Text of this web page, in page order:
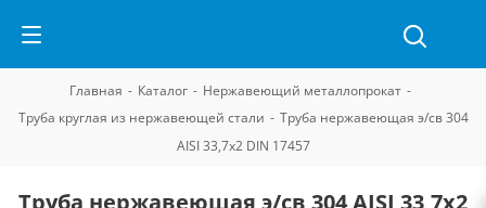
Главная - Каталог - Нержавеющий металлопрокат -
Труба круглая из нержавеющей стали - Труба нержавеющая э/св 304
AISI 33,7х2 DIN 17457
Труба нержавеющая э/св 304 AISI 33,7х2